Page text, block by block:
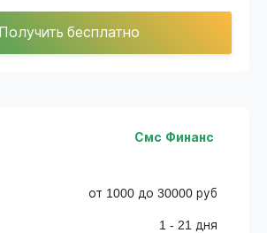
Получить бесплатно
Смс Финанс
от 1000 до 30000 руб
1 - 21 дня